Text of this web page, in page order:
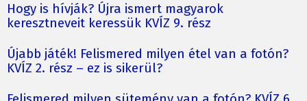
Hogy is hívják? Újra ismert magyarok
keresztneveit keressük KVÍZ 9. rész
Újabb játék! Felismered milyen étel van a fotón?
KVÍZ 2. rész – ez is sikerül?